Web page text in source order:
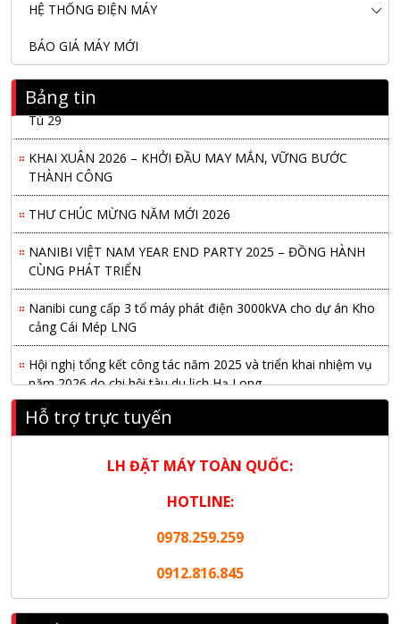
HỆ THỐNG ĐIỆN MÁY
BÁO GIÁ MÁY MỚI
Bảng tin
Nanibi Cung Cấp Động Cơ Weichai Cho Tàu Vận Tải Minh
Tú 29
KHAI XUÂN 2026 – KHỞI ĐẦU MAY MẮN, VỮNG BƯỚC
THÀNH CÔNG
THƯ CHÚC MỪNG NĂM MỚI 2026
NANIBI VIỆT NAM YEAR END PARTY 2025 – ĐỒNG HÀNH
CÙNG PHÁT TRIỂN
Nanibi cung cấp 3 tổ máy phát điện 3000kVA cho dự án Kho
cảng Cái Mép LNG
Hội nghị tổng kết công tác năm 2025 và triển khai nhiệm vụ
năm 2026 do chi hội tàu du lịch Hạ Long
NANIBI khai trương văn phòng Ninh Bình & kỷ niệm 15 năm
phát triển bền vững
Tập đoàn Công nghiệp nặng Sơn Đông tổ chức Hội nghị đối
KHAI XUÂN 2026 – KHỞI ĐẦU MAY MẮN, VỮNG BƯỚC
THÀNH CÔNG
Hỗ trợ trực tuyến
LH ĐẶT MÁY TOÀN QUỐC:
HOTLINE:
0978.259.259
0912.816.845